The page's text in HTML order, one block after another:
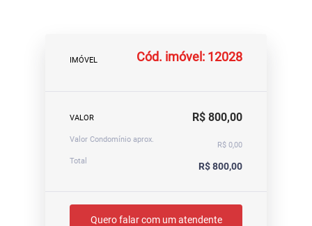
IMÓVEL Cód. imóvel: 12028
VALOR R$ 800,00
Valor Condomínio aprox.
R$ 0,00
Total
R$ 800,00
Quero falar com um atendente